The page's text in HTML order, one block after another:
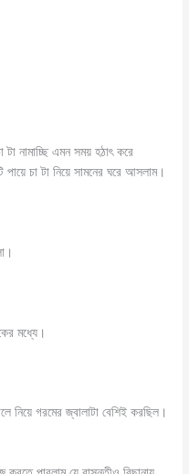
টা নামাচ্ছি এমন সময় হঠাৎ করে
চা টা নিয়ে সামনের ঘরে আসলাম।
মধ্যে।
নিয়ে গরমের জ্বালাটা বেশিই করছিল।